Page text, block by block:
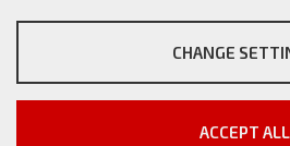
PROFILING COOKIES
CHANGE
ACCEPT ALL
Segreteria:
Phone: +39 06
info@master-
segreteria@master-